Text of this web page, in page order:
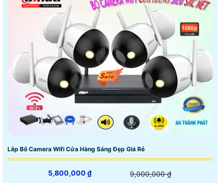
Lắp Bô Camera Wifi Cửa Hàng Sáng Đẹp Giá Rẻ
5,800,000 ₫ 9,000,000 ₫